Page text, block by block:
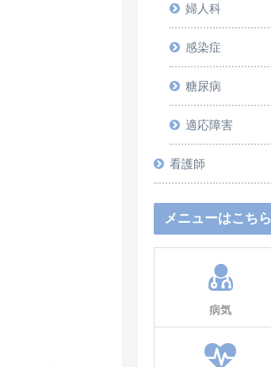
婦人科
感染症
糖尿病
適応障害
看護師
メニューはこちら
病気